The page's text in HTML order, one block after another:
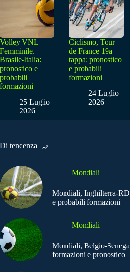
Volley VNL
Femminile,
Brasile-Italia:
pronostico e
probabili
formazioni
25 Luglio
2026
Ciclismo, Tour
de France 19a
tappa: pronostico
e probabili
formazioni
24 Luglio
2026
Di tendenza
Mondiali
Mondiali, Inghilterra-
e probabili formazioni
Mondiali
Mondiali, Belgio-
formazioni e pronostico